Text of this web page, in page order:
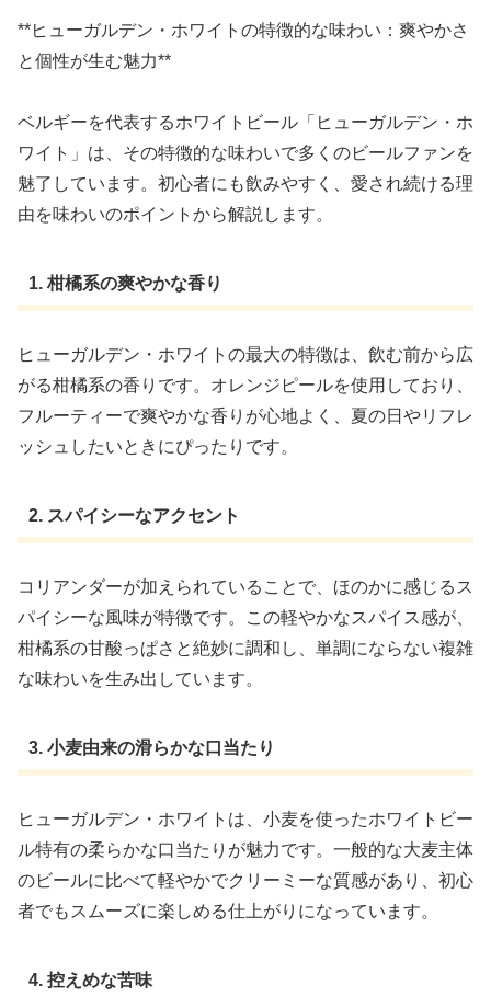
**ヒューガルデン・ホワイトの特徴的な味わい：爽やかさ
と個性が生む魅力**
ベルギーを代表するホワイトビール「ヒューガルデン・ホ
ワイト」は、その特徴的な味わいで多くのビールファンを
魅了しています。初心者にも飲みやすく、愛され続ける理
由を味わいのポイントから解説します。
1. 柑橘系の爽やかな香り
ヒューガルデン・ホワイトの最大の特徴は、飲む前から広
がる柑橘系の香りです。オレンジピールを使用しており、
フルーティーで爽やかな香りが心地よく、夏の日やリフレ
ッシュしたいときにぴったりです。
2. スパイシーなアクセント
コリアンダーが加えられていることで、ほのかに感じるス
パイシーな風味が特徴です。この軽やかなスパイス感が、
柑橘系の甘酸っぱさと絶妙に調和し、単調にならない複雑
な味わいを生み出しています。
3. 小麦由来の滑らかな口当たり
ヒューガルデン・ホワイトは、小麦を使ったホワイトビー
ル特有の柔らかな口当たりが魅力です。一般的な大麦主体
のビールに比べて軽やかでクリーミーな質感があり、初心
者でもスムーズに楽しめる仕上がりになっています。
4. 控えめな苦味